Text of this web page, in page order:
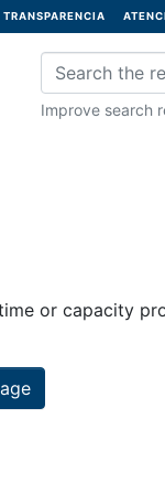
TRANSPARENCIA
Improve search
or capacity